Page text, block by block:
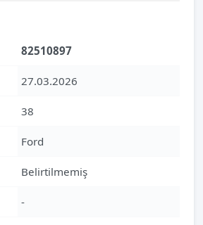
82510897
27.03.2026
38
Ford
Belirtilmemiş
-